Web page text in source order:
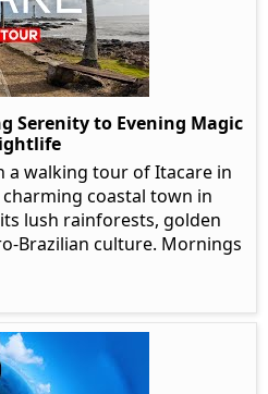
Serenity to Evening Magic
a walking tour of Itacare in
charming coastal town in
lush rainforests, golden
Brazilian culture. Mornings